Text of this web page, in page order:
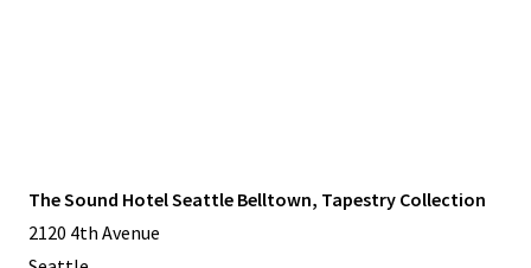
The Sound Hotel Seattle Belltown, Tapestry Collection
2120 4th Avenue